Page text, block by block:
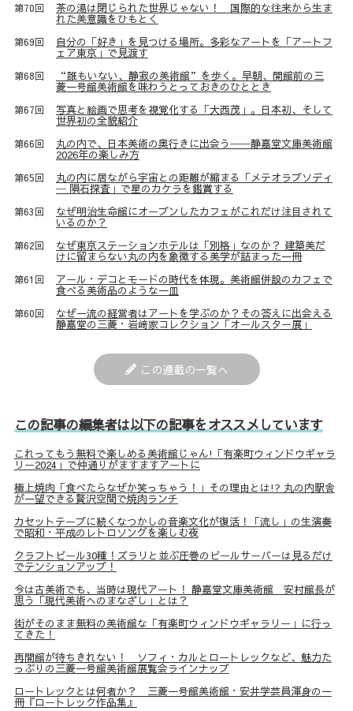
第70回 茶の湯は閉じられた世界じゃない！ 国際的な往来から生ま
れた美意識をひもとく
第69回 自分の「好き」を見つける場所。多彩なアートを「アートフ
ェア東京」で見渡す
第68回 “誰もいない、静寂の美術館”を歩く。早朝、開館前の三
菱一号館美術館を味わうとっておきのひととき
第67回 写真と絵画で思考を視覚化する「大西茂」。日本初、そして
世界初の全貌紹介
第66回 丸の内で、日本美術の奥行きに出会う──静嘉堂文庫美術館
2026年の楽しみ方
第65回 丸の内に居ながら宇宙との距離が縮まる「メテオラプソディ
─ 隕石探査」で星のカケラを鑑賞する
第63回 なぜ明治生命館にオープンしたカフェがこれだけ注目されて
いるのか？
第62回 なぜ東京ステーションホテルは「別格」なのか？ 建築美だ
けに留まらない丸の内を象徴する美学が詰まった一冊
第61回 アール・デコとモードの時代を体現。美術館併設のカフェで
食べる美術品のような一皿
第60回 なぜ一流の経営者はアートを学ぶのか？その答えに出会える
静嘉堂の三菱・岩﨑家コレクション「オールスター展」
この連載の一覧へ
この記事の編集者は以下の記事をオススメしています
これってもう無料で楽しめる美術館じゃん!「有楽町ウィンドウギャラ
リー2024」で仲通りがますますアートに
極上焼肉「食べたらなぜか笑っちゃう！」その理由とは!? 丸の内駅舎
が一望できる贅沢空間で焼肉ランチ
カセットテープに続くなつかしの音楽文化が復活！「流し」の生演奏
で昭和・平成のレトロソングを楽しむ夜
クラフトビール30種！ズラリと並ぶ圧巻のビールサーバーは見るだけ
でテンションアップ！
今は古美術でも、当時は現代アート！ 静嘉堂文庫美術館 安村館長が
思う「現代美術へのまなざし」とは？
街がそのまま無料の美術館な「有楽町ウィンドウギャラリー」に行っ
てきた！
再開館が待ちきれない！ ソフィ・カルとロートレックなど、魅力た
っぷりの三菱一号館美術館展覧会ラインナップ
ロートレックとは何者か？ 三菱一号館美術館・安井学芸員渾身の一
冊『ロートレック作品集』